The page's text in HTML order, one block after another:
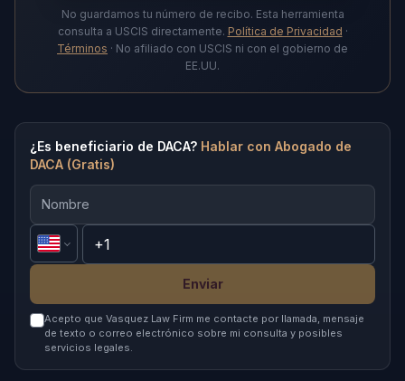
No guardamos tu número de recibo. Esta herramienta
consulta a USCIS directamente. Política de Privacidad ·
Términos · No afiliado con USCIS ni con el gobierno de
EE.UU.
¿Es beneficiario de DACA? Hablar con Abogado de
DACA (Gratis)
Enviar
Acepto que Vasquez Law Firm me contacte por llamada, mensaje
de texto o correo electrónico sobre mi consulta y posibles
servicios legales.